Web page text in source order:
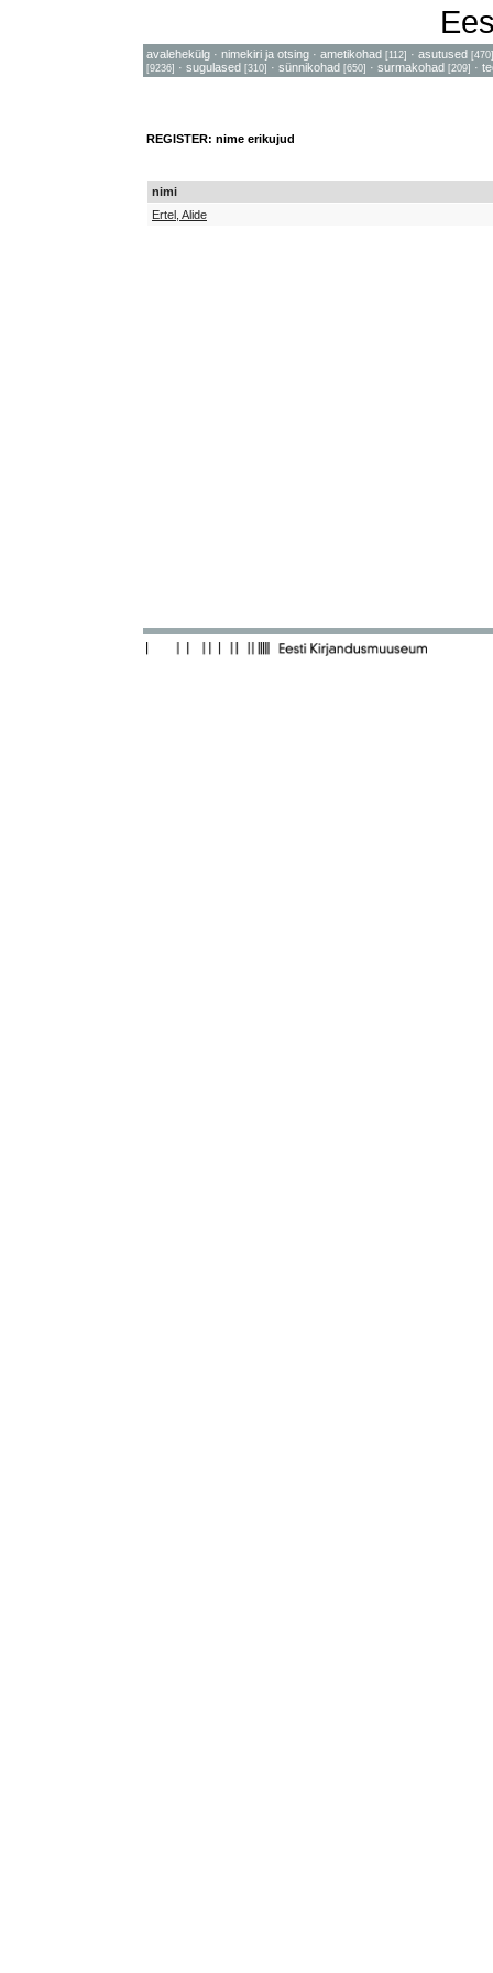
avalehekülg · nimekiri ja otsing · ametikohad [112] · asutused [470]
[9236] · sugulased [310] · sünnikohad [650] · surmakohad [209] ·
REGISTER: nime erikujud
nimi
Ertel, Alide